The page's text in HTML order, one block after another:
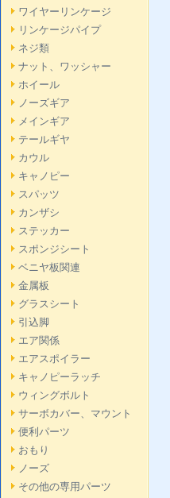
ワイヤーリンケージ
リンケージパイプ
ネジ類
ナット、ワッシャー
ホイール
ノーズギア
メインギア
テールギヤ
カウル
キャノピー
スパッツ
カンザシ
ステッカー
スポンジシート
ベニヤ板関連
金属板
グラスシート
引込脚
エア関係
エアスポイラー
キャノピーラッチ
ウィングボルト
サーボカバー、マウント
便利パーツ
おもり
ノーズ
その他の専用パーツ